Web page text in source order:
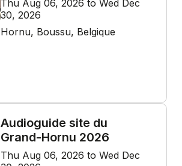
Thu Aug 06, 2026 to Wed Dec
30, 2026
Hornu, Boussu, Belgique
Audioguide site du
Grand-Hornu 2026
Thu Aug 06, 2026 to Wed Dec